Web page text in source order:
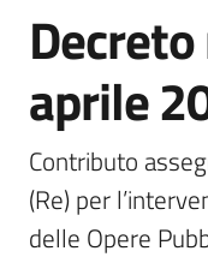
aprile
Contributo
(Re) per
delle Opere